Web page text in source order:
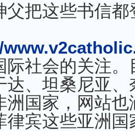
把这些书信都
际社会的关注。
达、坦桑尼亚
洲国家，网站也
律宾这些亚洲国